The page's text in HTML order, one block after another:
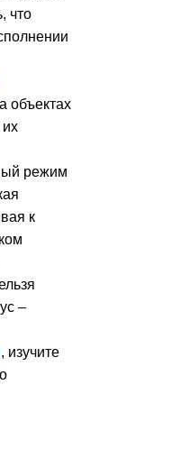
что
объектах
режим
к
–
, изучите